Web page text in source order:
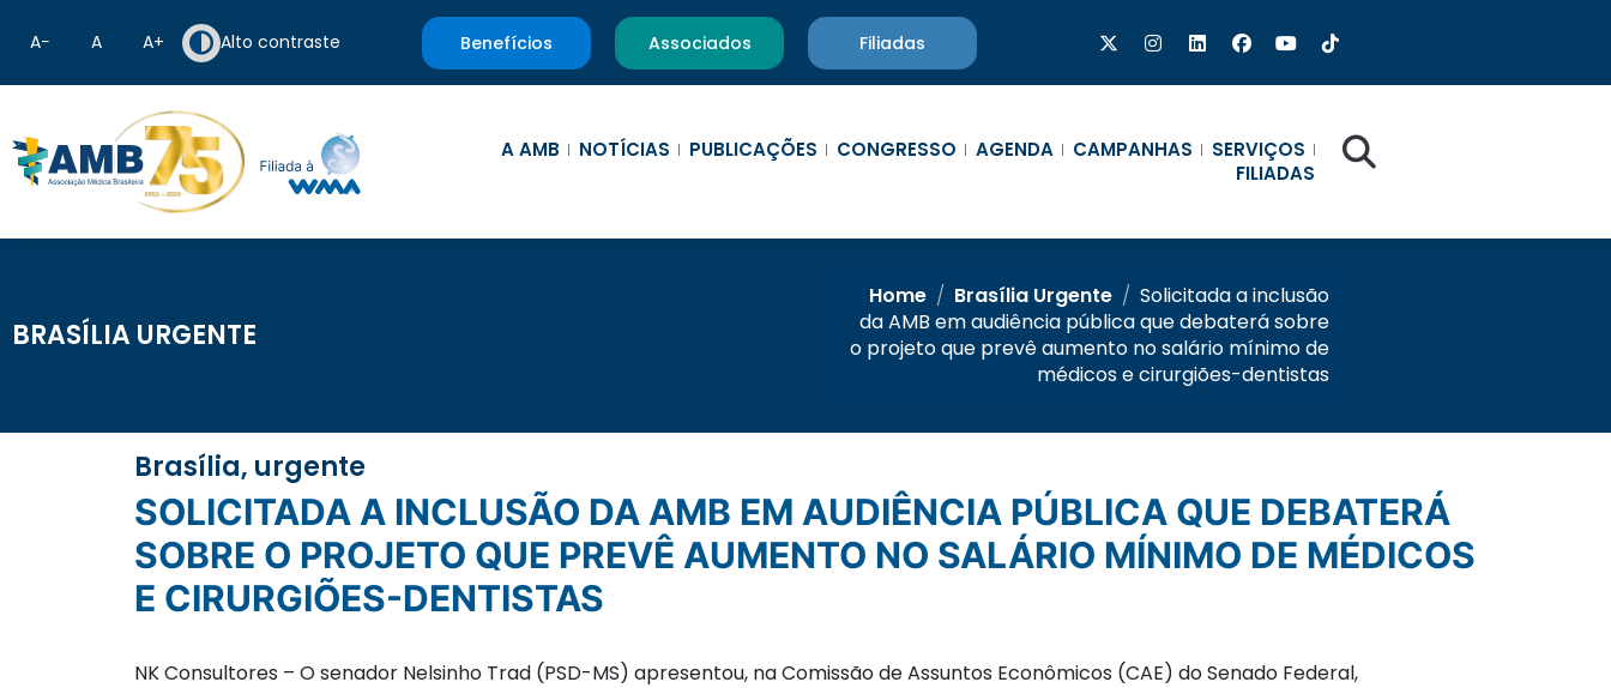
A− A A+ Alto contraste Benefícios Associados Filiadas
A AMB NOTÍCIAS PUBLICAÇÕES CONGRESSO AGENDA CAMPANHAS
SERVIÇOS
FILIADAS
BRASÍLIA URGENTE
Home / Brasília Urgente / Solicitada a inclusão
da AMB em audiência pública que debaterá sobre
o projeto que prevê aumento no salário mínimo de
médicos e cirurgiões-dentistas
Brasília, urgente
SOLICITADA A INCLUSÃO DA AMB EM AUDIÊNCIA PÚBLICA QUE DEBATERÁ
SOBRE O PROJETO QUE PREVÊ AUMENTO NO SALÁRIO MÍNIMO DE MÉDICOS
E CIRURGIÕES-DENTISTAS
NK Consultores – O senador Nelsinho Trad (PSD-MS) apresentou, na Comissão de Assuntos Econômicos (CAE) do Senado Federal,